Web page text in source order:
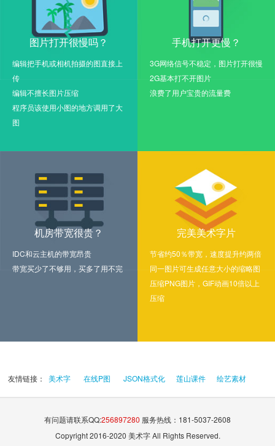
图片打开很慢吗？
编辑把手机或相机拍摄的图直接上
传
编辑不擅长图片压缩
程序员该使用小图的地方调用了大
图
手机打开更慢？
3G网络信号不稳定，图片打开很慢
2G基本打不开图片
浪费了用户宝贵的流量费
机房带宽很贵？
IDC和云主机的带宽昂贵
带宽买少了不够用，买多了用不完
完美美术字片
节省约50％带宽，速度提升约两倍
同一图片可生成任意大小的缩略图
压缩PNG图片，GIF动画10倍以上
压缩
友情链接：美术字 在线P图 JSON格式化 莲山课件 绘艺素材
有问题请联系QQ:256897280 服务热线：181-5037-2608
Copyright 2016-2020 美术字 All Rights Reserved.